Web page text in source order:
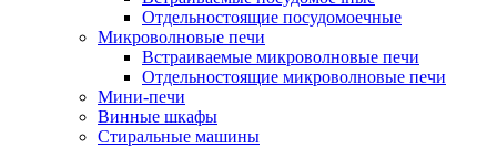
Отдельностоящие посудомоечные
Микроволновые печи
Встраиваемые микроволновые печи
Отдельностоящие микроволновые печи
Мини-печи
Винные шкафы
Стиральные машины